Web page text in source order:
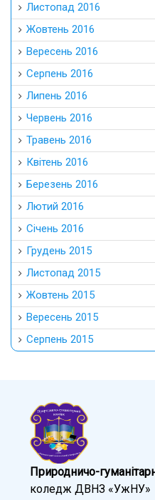
Листопад 2016
Жовтень 2016
Вересень 2016
Серпень 2016
Липень 2016
Червень 2016
Травень 2016
Квітень 2016
Березень 2016
Лютий 2016
Січень 2016
Грудень 2015
Листопад 2015
Жовтень 2015
Вересень 2015
Серпень 2015
Природничо-
коледж ДВНЗ «УжНУ»